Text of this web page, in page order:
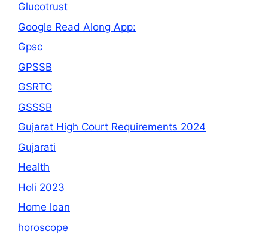
Glucotrust
Google Read Along App:
Gpsc
GPSSB
GSRTC
GSSSB
Gujarat High Court Requirements 2024
Gujarati
Health
Holi 2023
Home loan
horoscope